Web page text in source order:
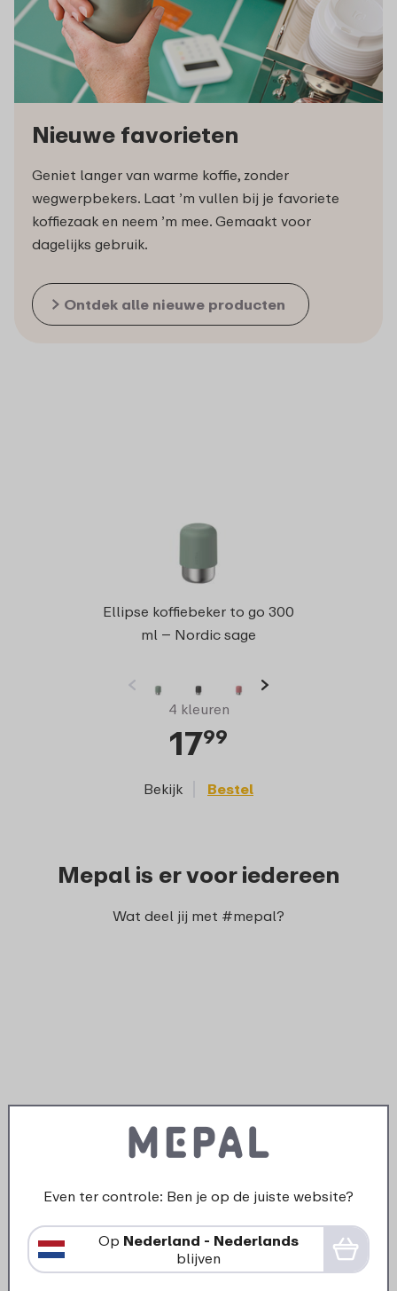
Nieuwe favorieten
Geniet langer van warme koffie, zonder
wegwerpbekers. Laat ’m vullen bij je favoriete
koffiezaak en neem ’m mee. Gemaakt voor
dagelijks gebruik.
Ontdek alle nieuwe producten
Ellipse koffiebeker to go 300
ml – Nordic sage
4 kleuren
1799
Bekijk Bestel
Mepal is er voor iedereen
Wat deel jij met #mepal?
Even ter controle: Ben je op de juiste website?
Op Nederland - Nederlands
blijven